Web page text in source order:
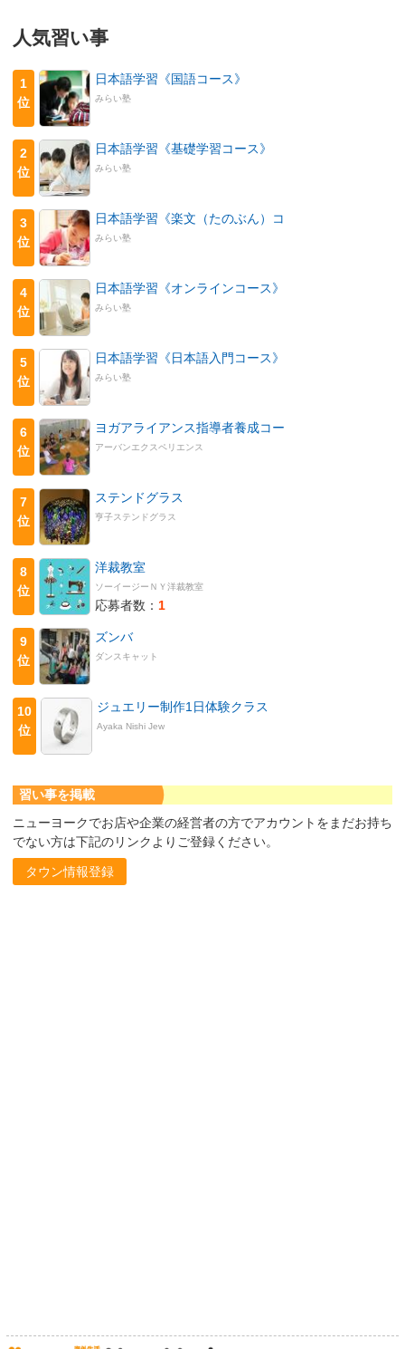
人気習い事
1
位
日本語学習《国語コース》
みらい塾
2
位
日本語学習《基礎学習コース》
みらい塾
3
位
日本語学習《楽文（たのぶん）コ
みらい塾
4
位
日本語学習《オンラインコース》
みらい塾
5
位
日本語学習《日本語入門コース》
みらい塾
6
位
ヨガアライアンス指導者養成コー
アーバンエクスペリエンス
7
位
ステンドグラス
亨子ステンドグラス
8
位
洋裁教室
ソーイージーＮＹ洋裁教室
応募者数： 1
9
位
ズンバ
ダンスキャット
10
位
ジュエリー制作1日体験クラス
Ayaka Nishi Jew
習い事を掲載
ニューヨークでお店や企業の経営者の方でアカウントをまだお持ち
でない方は下記のリンクよりご登録ください。
タウン情報登録